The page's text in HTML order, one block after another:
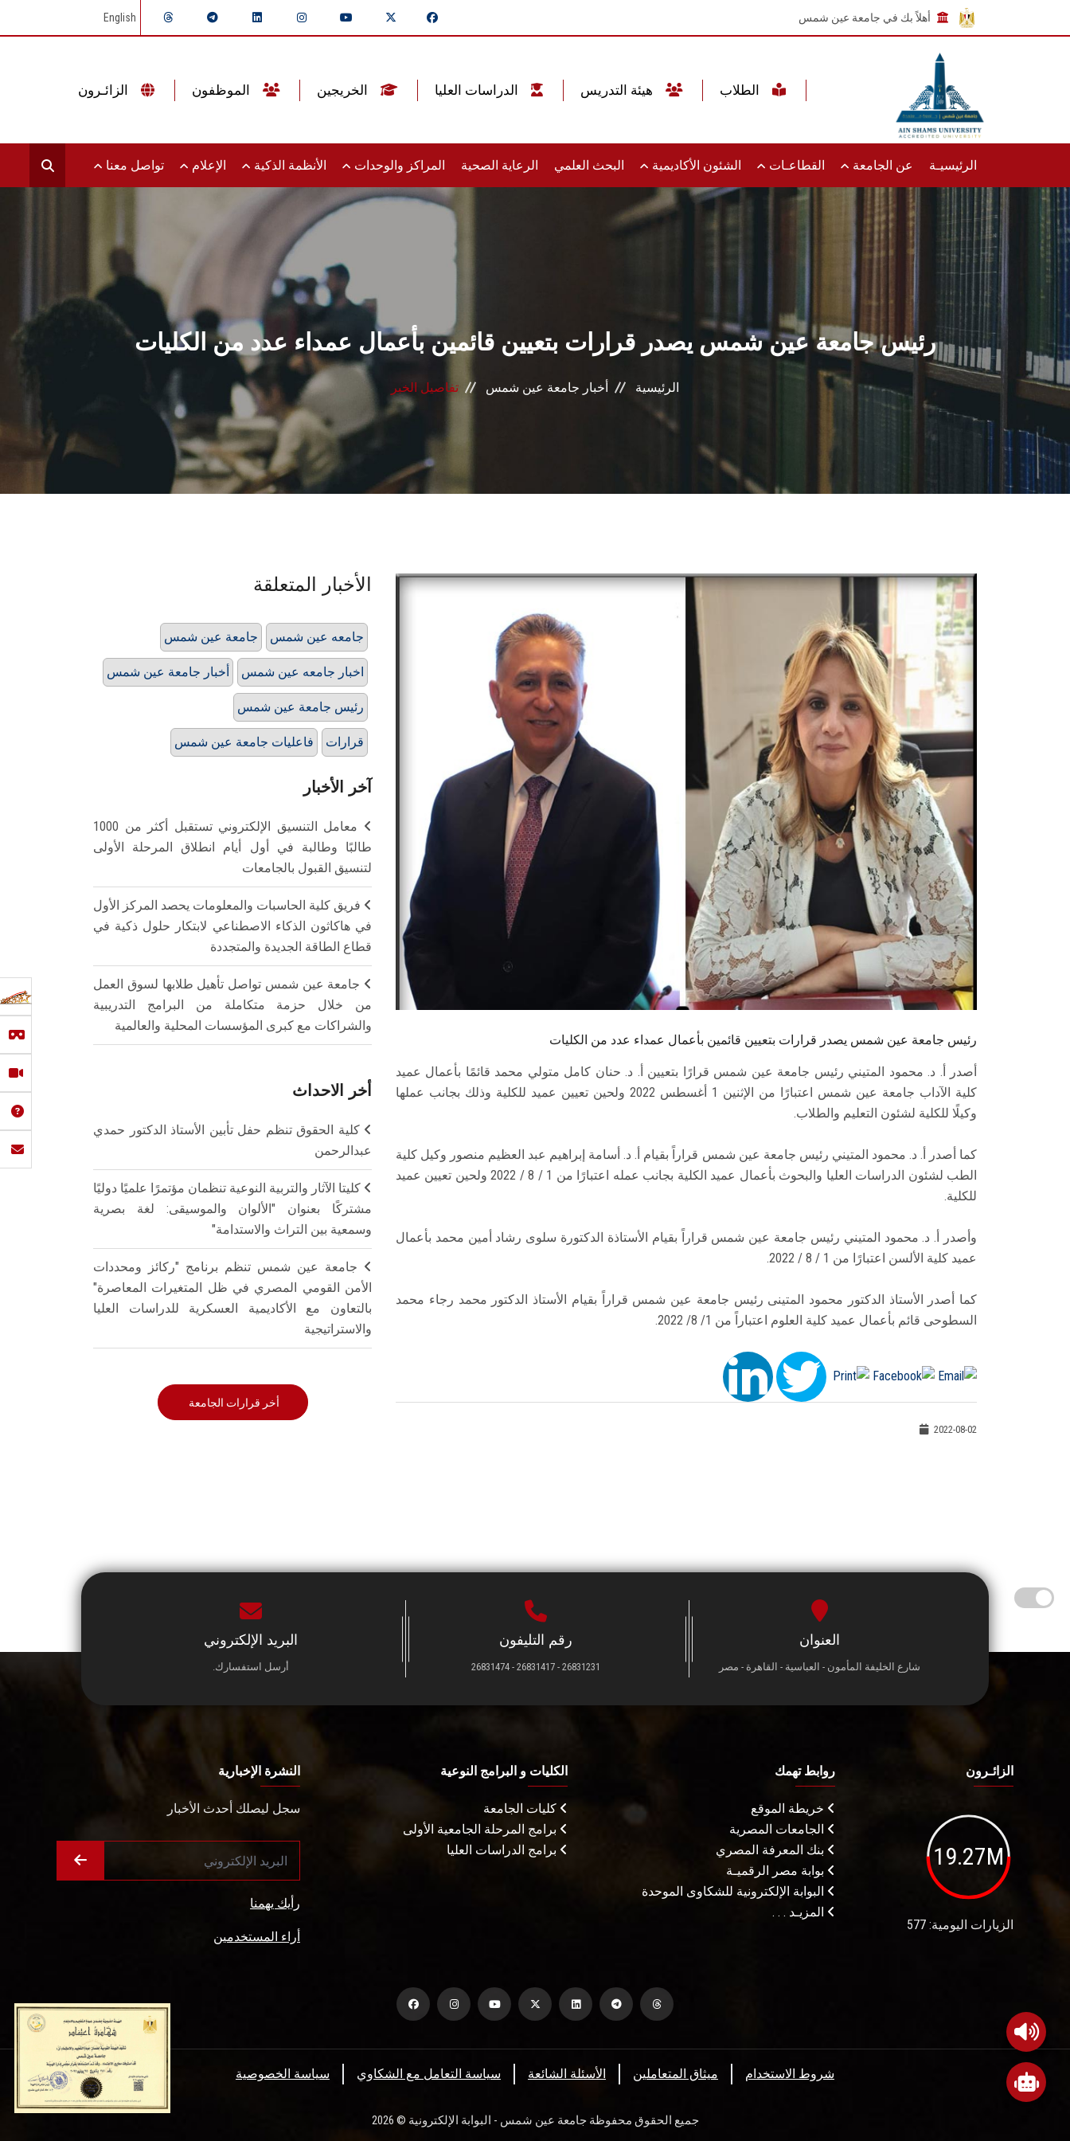
أهلاً بك في جامعة عين شمس English
الرئيسيـة عن الجامعة القطاعـات الشئون الأكاديمية البحث العلمي الرعاية الصحية المراكز والوحدات الأنظمة الذكية الإعلام تواصل معنا
رئيس جامعة عين شمس يصدر قرارات بتعيين قائمين بأعمال عمداء عدد من الكليات
الرئيسية أخبار جامعة عين شمس تفاصيل الخبر
رئيس جامعة عين شمس يصدر قرارات بتعيين قائمين بأعمال عمداء عدد من الكليات
أصدر أ. د. محمود المتيني رئيس جامعة عين شمس قرارًا بتعيين أ. د. حنان كامل متولي محمد قائمًا بأعمال عميد
كلية الآداب جامعة عين شمس اعتبارًا من الإثنين 1 أغسطس 2022 ولحين تعيين عميد للكلية وذلك بجانب عملها
وكيلًا للكلية لشئون التعليم والطلاب.
كما أصدر أ. د. محمود المتيني رئيس جامعة عين شمس قراراً بقيام أ. د. أسامة إبراهيم عبد العظيم منصور وكيل كلية
الطب لشئون الدراسات العليا والبحوث بأعمال عميد الكلية بجانب عمله اعتبارًا من 1 / 8 / 2022 ولحين تعيين عميد
للكلية.
وأصدر أ. د. محمود المتيني رئيس جامعة عين شمس قراراً بقيام الأستاذة الدكتورة سلوى رشاد أمين محمد بأعمال
عميد كلية الألسن اعتبارًا من 1 / 8 / 2022.
كما أصدر الأستاذ الدكتور محمود المتينى رئيس جامعة عين شمس قراراً بقيام الأستاذ الدكتور محمد رجاء محمد
السطوحى قائم بأعمال عميد كلية العلوم اعتباراً من 1/ 8/ 2022.
2022-08-02
الأخبار المتعلقة
جامعة عين شمس جامعه عين شمس
أخبار جامعة عين شمس اخبار جامعه عين شمس
رئيس جامعة عين شمس
فاعليات جامعة عين شمس قرارات
آخر الأخبار
معامل التنسيق الإلكتروني تستقبل أكثر من 1000
طالبًا وطالبة في أول أيام انطلاق المرحلة الأولى
لتنسيق القبول بالجامعات
فريق كلية الحاسبات والمعلومات يحصد المركز الأول
في هاكاثون الذكاء الاصطناعي لابتكار حلول ذكية في
قطاع الطاقة الجديدة والمتجددة
جامعة عين شمس تواصل تأهيل طلابها لسوق العمل
من خلال حزمة متكاملة من البرامج التدريبية
والشراكات مع كبرى المؤسسات المحلية والعالمية
أخر الاحداث
كلية الحقوق تنظم حفل تأبين الأستاذ الدكتور حمدي
عبدالرحمن
كليتا الآثار والتربية النوعية تنظمان مؤتمرًا علميًا دوليًا
مشتركًا بعنوان "الألوان والموسيقى: لغة بصرية
وسمعية بين التراث والاستدامة"
جامعة عين شمس تنظم برنامج "ركائز ومحددات
الأمن القومي المصري في ظل المتغيرات المعاصرة"
بالتعاون مع الأكاديمية العسكرية للدراسات العليا
والاستراتيجية
أخر قرارات الجامعة
العنوان
شارع الخليفة المأمون - العباسية - القاهرة - مصر
رقم التليفون
26831231 - 26831417 - 26831474
البريد الإلكتروني
أرسل استفسارك.
الزائـرون
19.27M
الزيارات اليومية: 577
روابط تهمك
خريطة الموقع
الجامعات المصرية
بنك المعرفة المصري
بوابة مصر الرقميـة
البوابة الإلكترونية للشكاوى الموحدة
المزيـد . . .
الكليات و البرامج النوعية
كليات الجامعة
برامج المرحلة الجامعية الأولى
برامج الدراسات العليا
النشرة الإخبارية
سجل ليصلك أحدث الأخبار
رأيك يهمنا
أراء المستخدمين
سياسة الخصوصية سياسة التعامل مع الشكاوي الأسئلة الشائعة ميثاق المتعاملين شروط الاستخدام
جميع الحقوق محفوظة جامعة عين شمس - البوابة الإلكترونية © 2026